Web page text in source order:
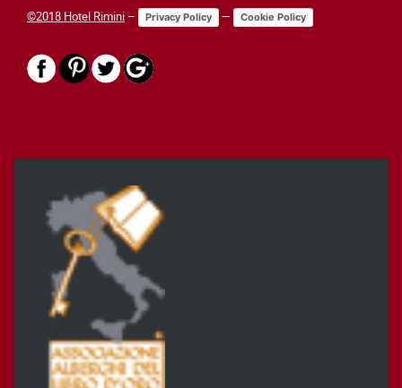
©2018 Hotel Rimini – Privacy Policy — Cookie Policy